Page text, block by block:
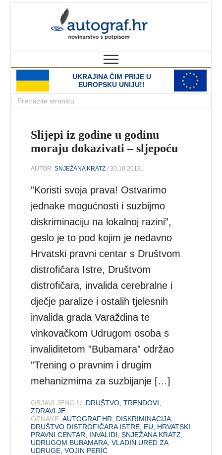
UKRAJINA ČIM PRIJE U
EUROPSKU UNIJU!!
Slijepi iz godine u godinu
moraju dokazivati – sljepoću
AUTOR:SNJEŽANA KRATZ / 30.10.2013.
”Koristi svoja prava! Ostvarimo
jednake mogućnosti i suzbijmo
diskriminaciju na lokalnoj razini”,
geslo je to pod kojim je nedavno
Hrvatski pravni centar s Društvom
distrofičara Istre, Društvom
distrofičara, invalida cerebralne i
dječje paralize i ostalih tjelesnih
invalida grada Varaždina te
vinkovačkom Udrugom osoba s
invaliditetom ”Bubamara” održao
”Trening o pravnim i drugim
mehanizmima za suzbijanje […]
OBJAVLJENO U: DRUŠTVO ,TRENDOVI
ZDRAVLJE
OZNAKE: AUTOGRAF.HR DISKRIMINACIJA
DRUŠTVO DISTROFIČARA ISTRE EU
HRVATSKI
PRAVNI CENTAR
INVALIDI ,SNJEŽANA KRATZ
UDRUGOM BUBAMARA ,VLADIN URED ZA
UDRUGE ,VOJIN PERIĆ